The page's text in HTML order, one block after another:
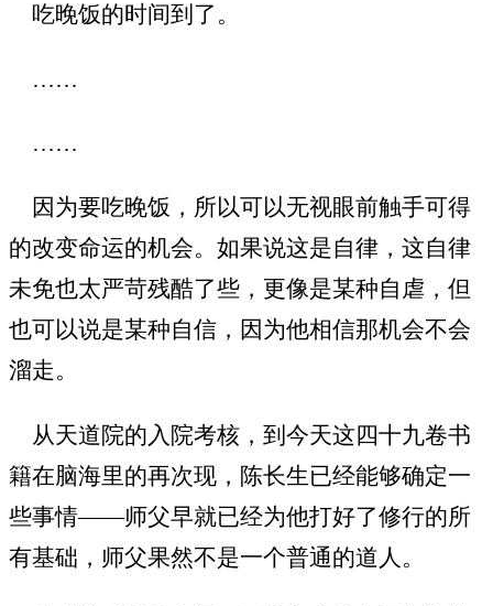
吃晚饭的时间到了。
……
……
因为要吃晚饭，所以可以无视眼前触手可得
的改变命运的机会。如果说这是自律，这自律
未免也太严苛残酷了些，更像是某种自虐，但
也可以说是某种自信，因为他相信那机会不会
溜走。
从天道院的入院考核，到今天这四十九卷书
籍在脑海里的再次现，陈长生已经能够确定一
些事情——师父早就已经为他打好了修行的所
有基础，师父果然不是一个普通的道人。